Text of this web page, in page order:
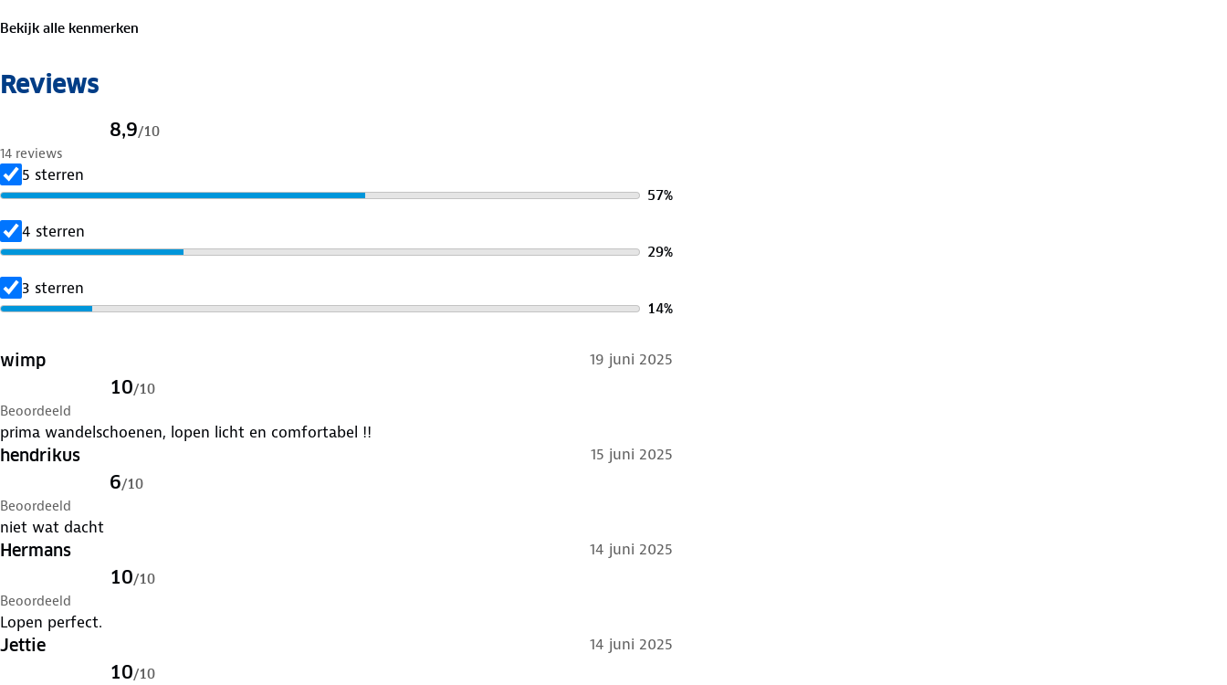
Bekijk alle kenmerken
Reviews
8,9/10
14 reviews
5 sterren
57%
4 sterren
29%
3 sterren
14%
wimp 19 juni 2025
10/10
Beoordeeld
prima wandelschoenen, lopen licht en comfortabel !!
hendrikus 15 juni 2025
6/10
Beoordeeld
niet wat dacht
Hermans 14 juni 2025
10/10
Beoordeeld
Lopen perfect.
Jettie 14 juni 2025
10/10